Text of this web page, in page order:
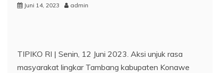
Juni 14, 2023 admin
TIPIKO RI | ​Senin, 12 Juni 2023. Aksi unjuk rasa
masyarakat lingkar Tambang kabupaten Konawe